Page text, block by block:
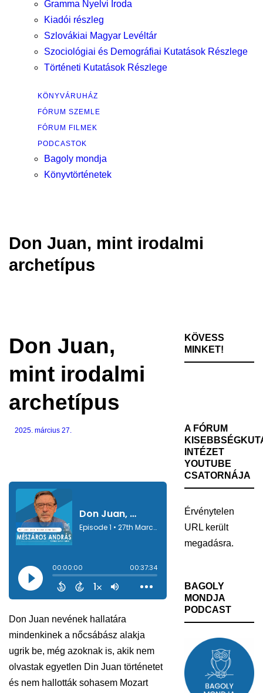
Gramma Nyelvi Iroda
Kiadói részleg
Szlovákiai Magyar Levéltár
Szociológiai és Demográfiai Kutatások Részlege
Történeti Kutatások Részlege
KÖNYVÁRUHÁZ
FÓRUM SZEMLE
FÓRUM FILMEK
PODCASTOK
Bagoly mondja
Könyvtörténetek
Don Juan, mint irodalmi
archetípus
Don Juan,
mint irodalmi
archetípus
2025. március 27.
Don Juan nevének hallatára
mindenkinek a nőcsábász alakja
ugrik be, még azoknak is, akik nem
olvastak egyetlen Din Juan történetet
és nem hallották sohasem Mozart
KÖVESS
MINKET!
A FÓRUM
INTÉZET
YOUTUBE
CSATORNÁJA
Érvénytelen
URL került
megadásra.
BAGOLY
MONDJA
PODCAST